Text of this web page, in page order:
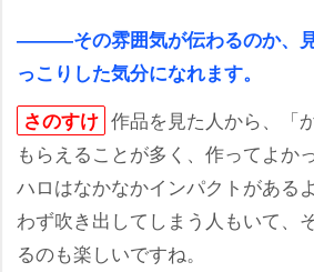
―――その雰囲気が伝わるのか、
っこりした気分になれます。
さのすけ 作品を見た人から、「
もらえることが多く、作ってよか
ハロはなかなかインパクトがある
わず吹き出してしまう人もいて、
るのも楽しいですね。